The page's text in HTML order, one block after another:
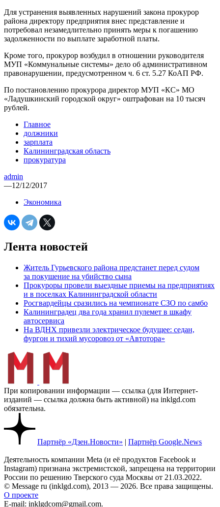
Для устранения выявленных нарушений закона прокурор
района директору предприятия внес представление и
потребовал незамедлительно принять меры к погашению
задолженности по выплате заработной платы.
Кроме того, прокурор возбудил в отношении руководителя
МУП «Коммунальные системы» дело об административном
правонарушении, предусмотренном ч. 6 ст. 5.27 КоАП РФ.
По постановлению прокурора директор МУП «КС» МО
«Ладушкинский городской округ» оштрафован на 10 тысяч
рублей.
Главное
должники
зарплата
Калининградская область
прокуратура
admin
—12/12/2017
Экономика
Лента новостей
Житель Гурьевского района предстанет перед судом
за покушение на убийство сына
Прокуроры провели выездные приемы на предприятиях
и в поселках Калининградской области
Росгвардейцы сразились на чемпионате СЗО по самбо
Калининградец два года хранил пулемет в шкафу
автосервиса
На ВДНХ привезли электрическое будущее: седан,
фургон и тихий мусоровоз от «Автотора»
При копировании информации — ссылка (для Интернет-
изданий — ссылка должна быть активной) на inklgd.com
обязательна.
Партнёр «Дзен.Новости» | Партнёр Google.News
Деятельность компании Meta (и её продуктов Facebook и
Instagram) признана экстремистской, запрещена на территории
России по решению Тверского суда Москвы от 21.03.2022.
© Message ru (inklgd.com), 2013 — 2026. Все права защищены.
О проекте
E-mail: inklgdcom@gmail.com.